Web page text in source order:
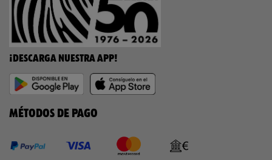
¡DESCARGA NUESTRA APP!
MÉTODOS DE PAGO